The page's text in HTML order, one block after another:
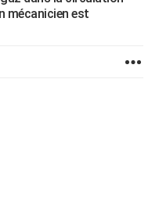
mécanicien est